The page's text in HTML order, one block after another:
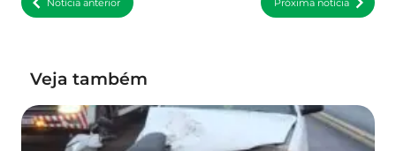
Notícia anterior Próxima notícia
Veja também